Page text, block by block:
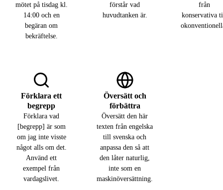
mötet på tisdag kl.
14:00 och en
begäran om
bekräftelse.
förstår vad
huvudtanken är.
från
konservativa
Förklara ett
begrepp
Förklara vad
[begrepp] är som
om jag inte visste
något alls om det.
Använd ett
exempel från
vardagslivet.
Översätt och
förbättra
Översätt den här
texten från engelska
till svenska och
anpassa den så att
den låter naturlig,
inte som en
maskinöversättning.